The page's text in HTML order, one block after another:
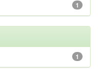
1
1